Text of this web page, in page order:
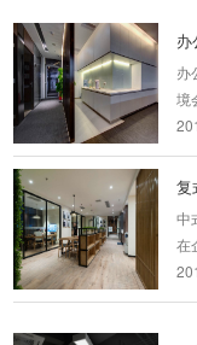
办
办
境
复
中
在